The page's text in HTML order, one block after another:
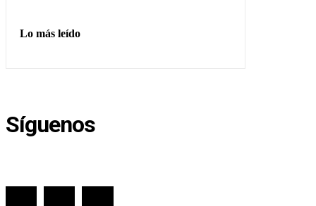
Lo más leído
Síguenos